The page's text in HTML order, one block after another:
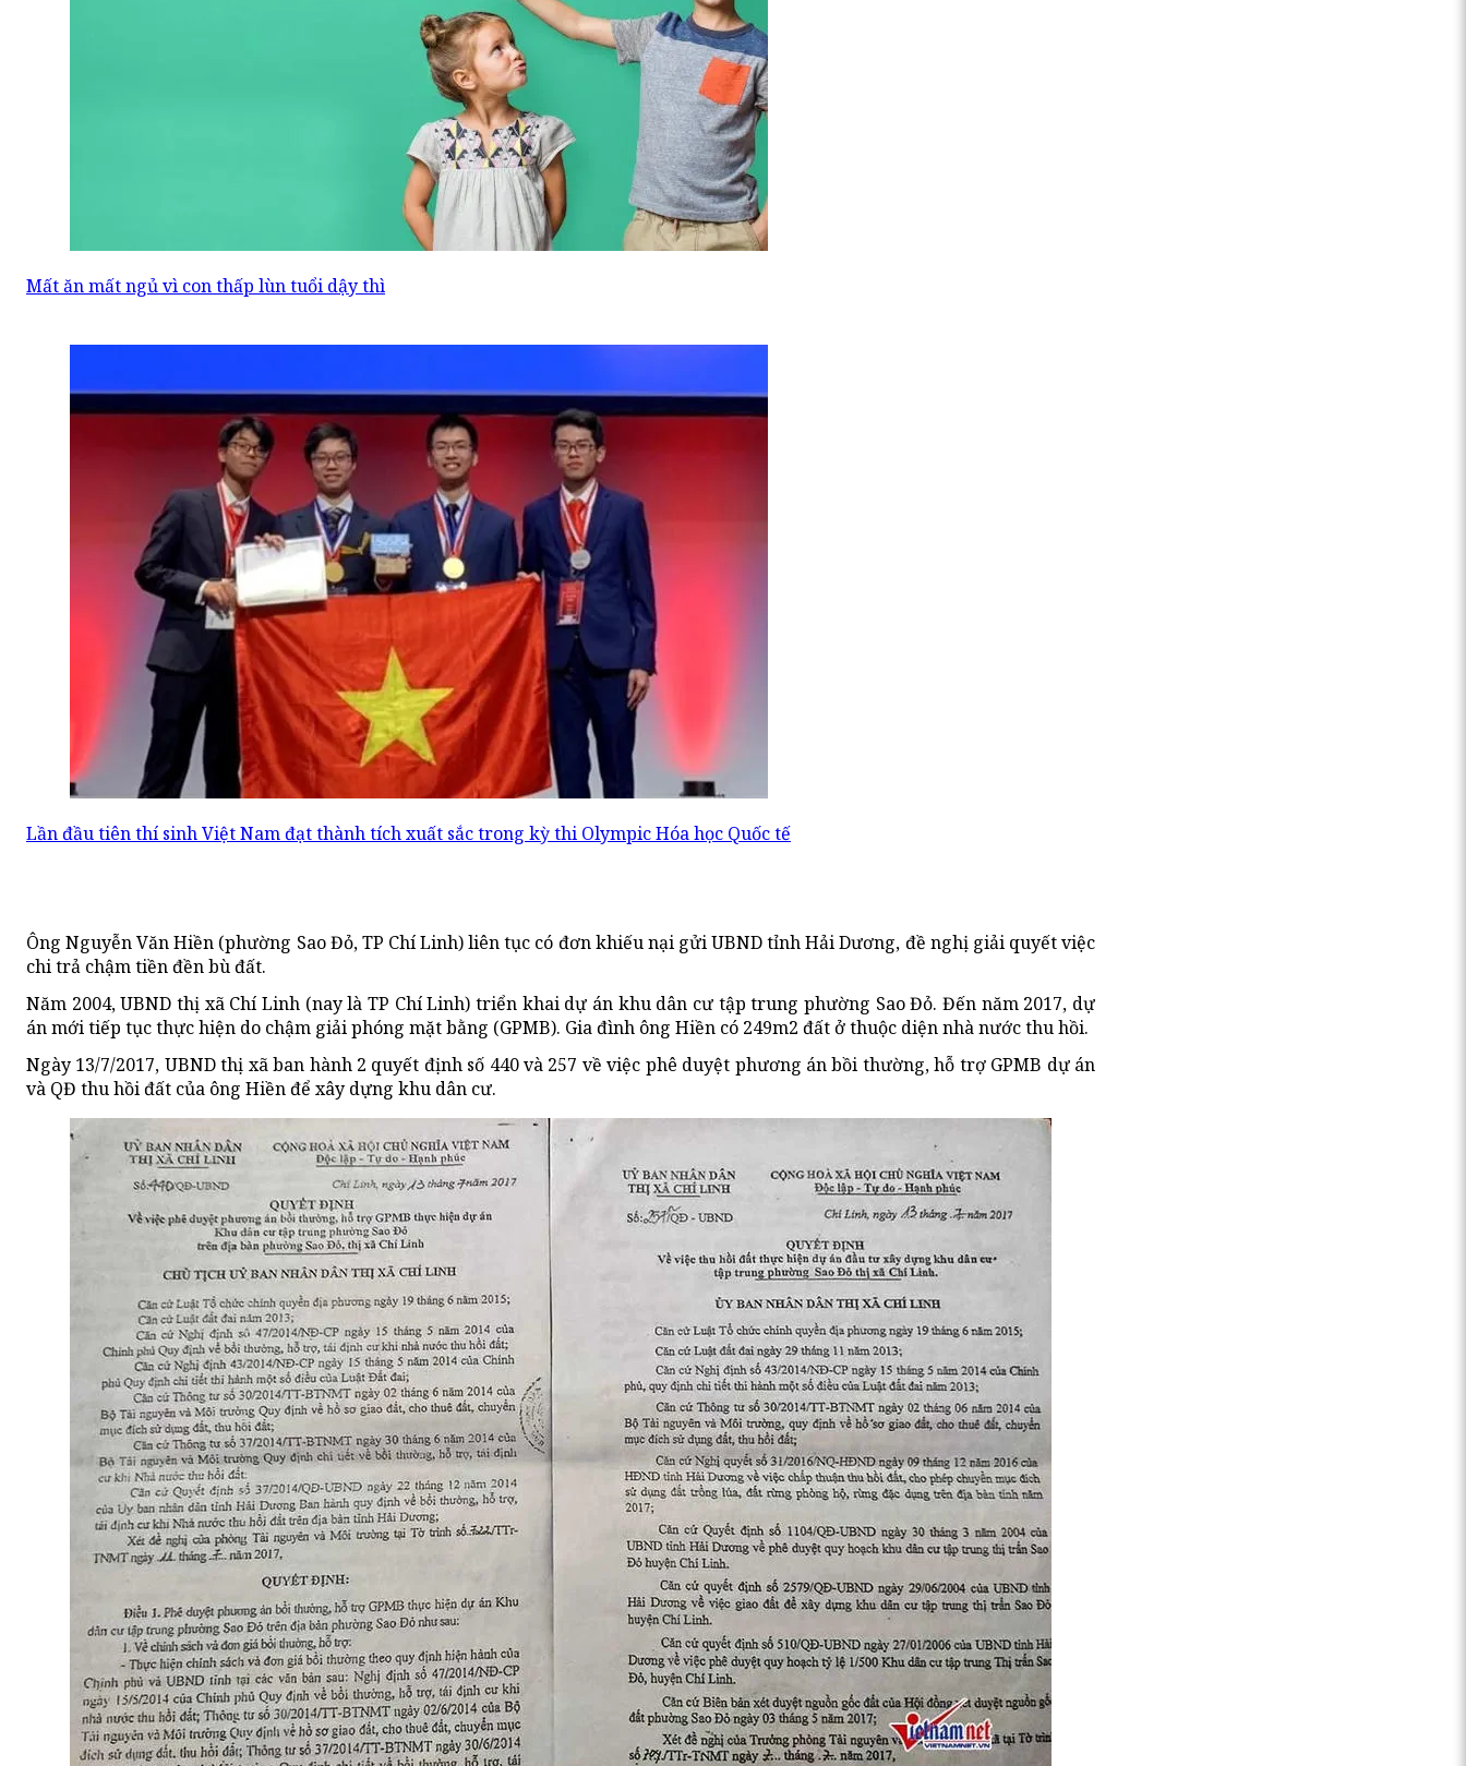
Mất ăn mất ngủ vì con thấp lùn tuổi dậy thì
Lần đầu tiên thí sinh Việt Nam đạt thành tích xuất sắc trong kỳ thi Olympic Hóa học Quốc tế
Ông Nguyễn Văn Hiền (phường Sao Đỏ, TP Chí Linh) liên tục có đơn khiếu nại gửi UBND tỉnh Hải Dương, đề nghị giải quyết việc
chi trả chậm tiền đền bù đất.
Năm 2004, UBND thị xã Chí Linh (nay là TP Chí Linh) triển khai dự án khu dân cư tập trung phường Sao Đỏ. Đến năm 2017, dự
án mới tiếp tục thực hiện do chậm giải phóng mặt bằng (GPMB). Gia đình ông Hiền có 249m2 đất ở thuộc diện nhà nước thu hồi.
Ngày 13/7/2017, UBND thị xã ban hành 2 quyết định số 440 và 257 về việc phê duyệt phương án bồi thường, hỗ trợ GPMB dự án
và QĐ thu hồi đất của ông Hiền để xây dựng khu dân cư.